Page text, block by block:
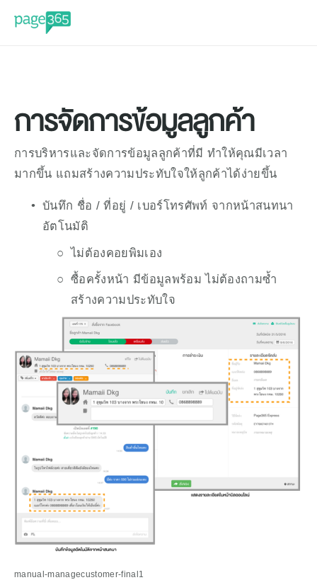
การจัดการข้อมูลลูกค้า
การบริหารและจัดการข้อมูลลูกค้าที่มี ทำให้คุณมีเวลา
มากขึ้น แถมสร้างความประทับใจให้ลูกค้าได้ง่ายขึ้น
บันทึก ชื่อ / ที่อยู่ / เบอร์โทรศัพท์ จากหน้าสนทนา
อัตโนมัติ
ไม่ต้องคอยพิมเอง
ซื้อครั้งหน้า มีข้อมูลพร้อม ไม่ต้องถามซ้ำ
สร้างความประทับใจ
manual-managecustomer-final1